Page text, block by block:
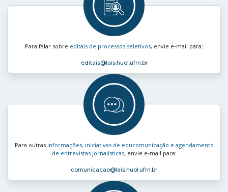
Para falar sobre editais de processos seletivos, envie e‑mail para:
editais@lais.huol.ufrn.br
Para outras informações, iniciativas de educomunicação e agendamento
de entrevistas jornalísticas, envie e‑mail para:
comunicacao@lais.huol.ufrn.br